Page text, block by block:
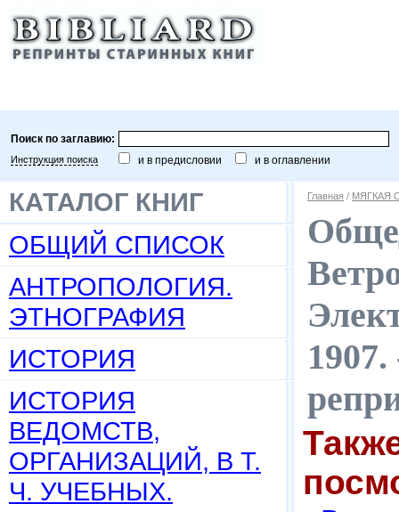
Поиск по заглавию:
Инструкция поиска и в предисловии и в оглавлении
КАТАЛОГ КНИГ
ОБЩИЙ СПИСОК
АНТРОПОЛОГИЯ.
ЭТНОГРАФИЯ
ИСТОРИЯ
ИСТОРИЯ
ВЕДОМСТВ,
ОРГАНИЗАЦИЙ, В Т.
Ч. УЧЕБНЫХ.
Главная / МЯГКАЯ